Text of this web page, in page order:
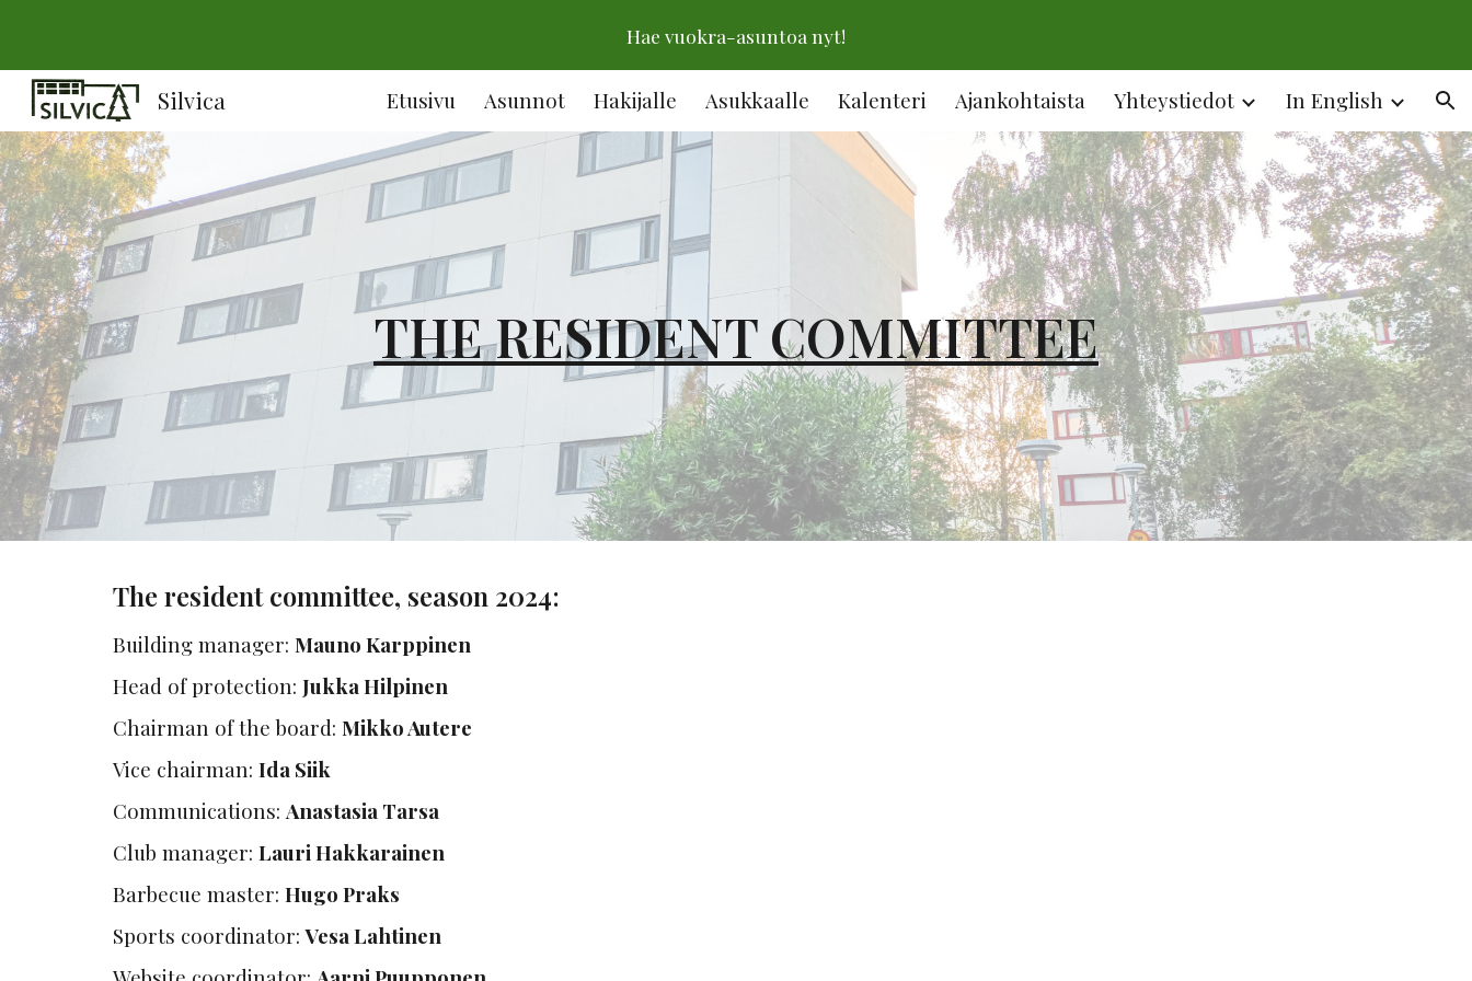
Hae vuokra-asuntoa nyt!
Silvica Etusivu Asunnot Hakijalle Asukkaalle Kalenteri Ajankohtaista Yhteystiedot In English
THE RESIDENT COMMITTEE
The resident committee, season 2024:
Building manager: Mauno Karppinen
Head of protection: Jukka Hilpinen
Chairman of the board: Mikko Autere
Vice chairman: Ida Siik
Communications:Anastasia Tarsa
Club manager: Lauri Hakkarainen
Barbecue master: Hugo Praks
Sports coordinator:Vesa Lahtinen